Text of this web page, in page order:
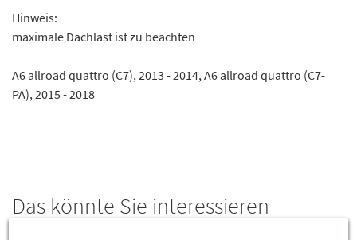
Hinweis:
maximale Dachlast ist zu beachten
A6 allroad quattro (C7), 2013 - 2014, A6 allroad quattro (C7-
PA), 2015 - 2018
Das könnte Sie interessieren